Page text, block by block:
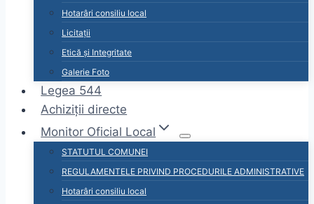
Hotarâri consiliu local
Licitații
Etică și Integritate
Galerie Foto
Legea 544
Achiziții directe
Monitor Oficial Local
STATUTUL COMUNEI
REGULAMENTELE PRIVIND PROCEDURILE ADMINISTRATIVE
Hotarâri consiliu local